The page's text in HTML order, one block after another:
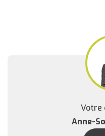
Votre
Anne-